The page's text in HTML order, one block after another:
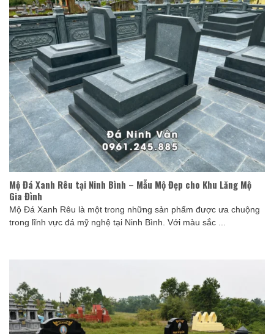
Mộ Đá Xanh Rêu tại Ninh Bình – Mẫu Mộ Đẹp cho Khu Lăng Mộ
Gia Đình
Mộ Đá Xanh Rêu là một trong những sản phẩm được ưa chuộng
trong lĩnh vực đá mỹ nghệ tại Ninh Bình. Với màu sắc ...